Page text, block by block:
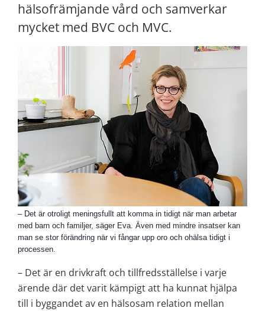
hälsofrämjande vård och samverkar
mycket med BVC och MVC.
– Det är otroligt meningsfullt att komma in tidigt när man arbetar
med barn och familjer, säger Eva. Även med mindre insatser kan
man se stor förändring när vi fångar upp oro och ohälsa tidigt i
processen.
– Det är en drivkraft och tillfredsställelse i varje
ärende där det varit kämpigt att ha kunnat hjälpa
till i byggandet av en hälsosam relation mellan